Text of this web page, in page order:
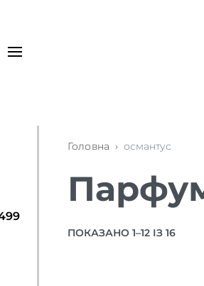
Головна › османтус
ПОКАЗАНО 1–12 ІЗ 16